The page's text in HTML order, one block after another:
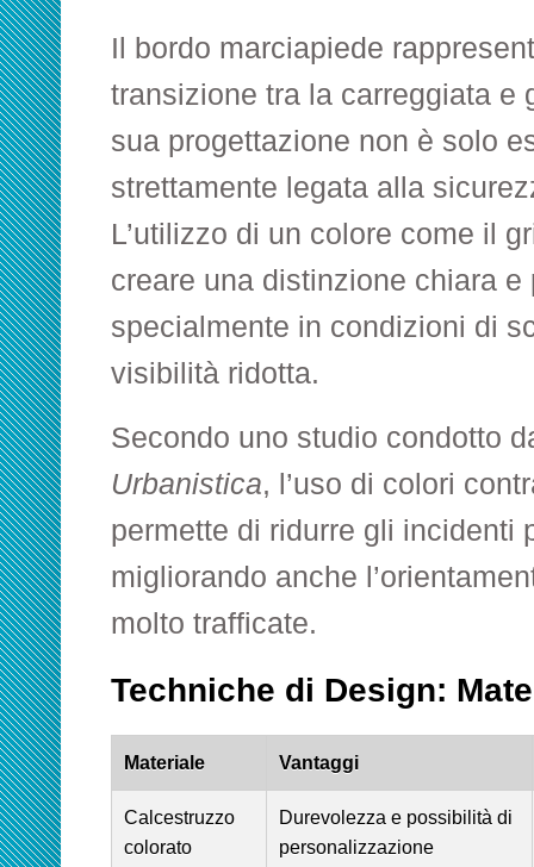
Il bordo marciapiede
transizione tra la carreggiata e
sua progettazione non è solo
strettamente legata alla
L’utilizzo di un colore come il
creare una distinzione chiara e
specialmente in condizioni di
visibilità ridotta.
Secondo uno studio condotto
Urbanistica, l’uso di colori
permette di ridurre gli incidenti
migliorando anche
molto trafficate.
Techniche di Design:
Materiale Vantaggi
Calcestruzzo
colorato
Durevolezza e possibilità di
personalizzazione